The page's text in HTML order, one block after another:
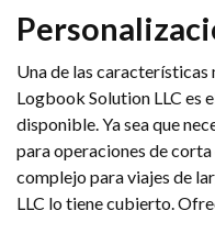
Una de las características
Logbook Solution LLC es
disponible. Ya sea que
para operaciones de
complejo para viajes de
LLC lo tiene cubierto.